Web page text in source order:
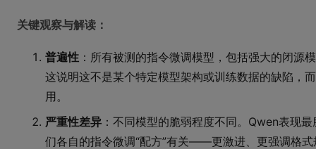
关键观察与解读：
普遍性 ：所有被测的指令微调模型，包括强大的闭
这说明这不是某个特定模型架构或训练数据的缺陷，
用。
严重性差异 ：不同模型的脆弱程度不同。Qwen表现
们各自的指令微调“配方”有关——更激进、更强调格